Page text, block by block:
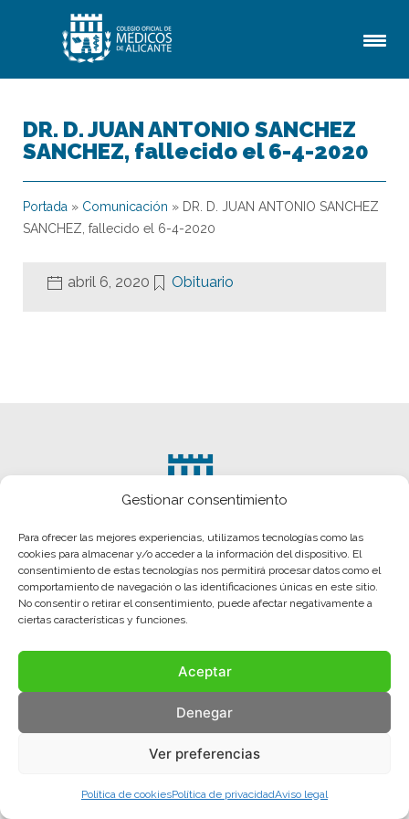
Gestionar consentimiento
Para ofrecer las mejores experiencias, utilizamos tecnologías como las
cookies para almacenar y/o acceder a la información del dispositivo. El
consentimiento de estas tecnologías nos permitirá procesar datos como el
comportamiento de navegación o las identificaciones únicas en este sitio.
No consentir o retirar el consentimiento, puede afectar negativamente a
ciertas características y funciones.
Aceptar
Denegar
Ver preferencias
Política de cookiesPolítica de privacidadAviso legal
DR. D. JUAN ANTONIO SANCHEZ
SANCHEZ, fallecido el 6-4-2020
Portada » Comunicación » DR. D. JUAN ANTONIO SANCHEZ
SANCHEZ, fallecido el 6-4-2020
abril 6, 2020 Obituario
Política de privacidad
Todos los derechos reservados